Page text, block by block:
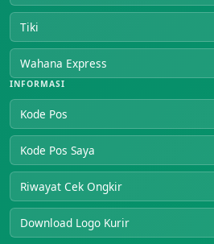
Tiki
Wahana Express
INFORMASI
Kode Pos
Kode Pos Saya
Riwayat Cek Ongkir
Download Logo Kurir